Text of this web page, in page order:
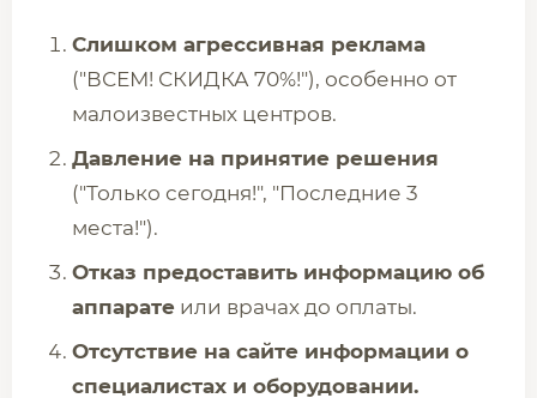
Слишком агрессивная реклама
("ВСЕМ! СКИДКА 70%!"), особенно от
малоизвестных центров.
Давление на принятие решения
("Только сегодня!", "Последние 3
места!").
Отказ предоставить информацию об
аппарате или врачах до оплаты.
Отсутствие на сайте информации о
специалистах и оборудовании.